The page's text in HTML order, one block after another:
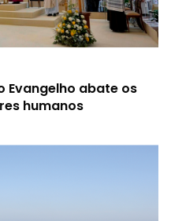
Evangelho abate os
humanos